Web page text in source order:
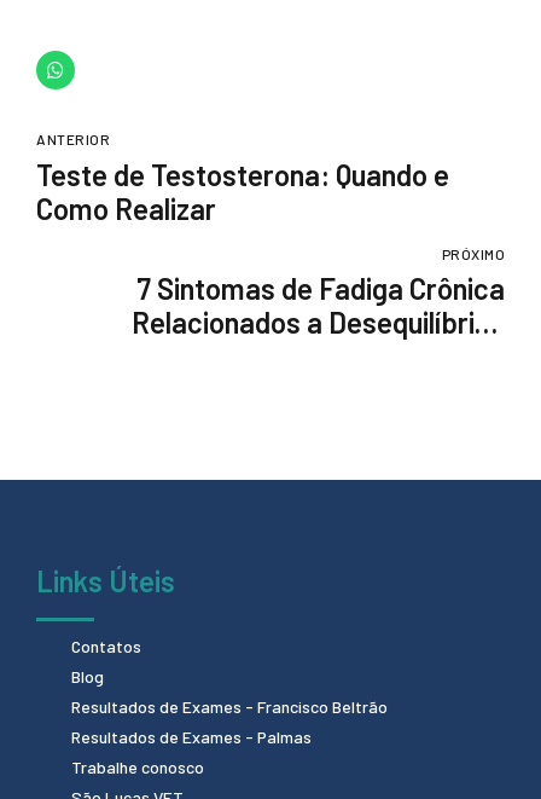
ANTERIOR
Teste de Testosterona: Quando e
Como Realizar
PRÓXIMO
7 Sintomas de Fadiga Crônica
Relacionados a Desequilíbrios
Links Úteis
Contatos
Blog
Resultados de Exames - Francisco Beltrão
Resultados de Exames - Palmas
Trabalhe conosco